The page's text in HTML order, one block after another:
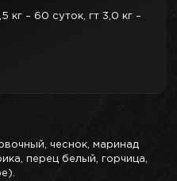
кг – 60 суток, гт 3,0 кг –
чеснок, маринад
перец белый, горчица,